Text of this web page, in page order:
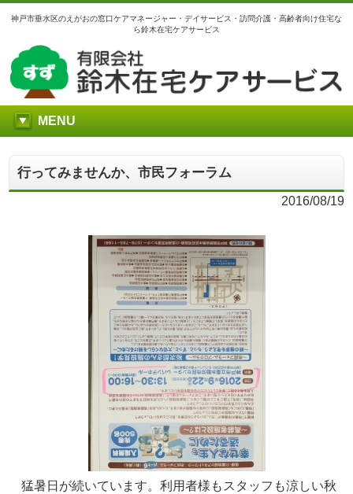
神戸市垂水区のえがおの窓口ケアマネージャー・デイサービス・訪問介護・高齢者向け住宅な
ら鈴木在宅ケアサービス
MENU
行ってみませんか、市民フォーラム
2016/08/19
猛暑日が続いています。利用者様もスタッフも涼しい秋